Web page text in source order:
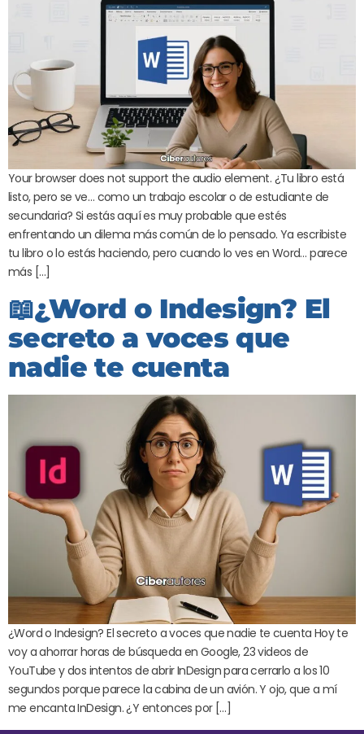
Your browser does not support the audio element. ¿Tu libro está
listo, pero se ve… como un trabajo escolar o de estudiante de
secundaria? Si estás aquí es muy probable que estés
enfrentando un dilema más común de lo pensado. Ya escribiste
tu libro o lo estás haciendo, pero cuando lo ves en Word… parece
más […]
📖¿Word o Indesign? El
secreto a voces que
nadie te cuenta
¿Word o Indesign? El secreto a voces que nadie te cuenta Hoy te
voy a ahorrar horas de búsqueda en Google, 23 videos de
YouTube y dos intentos de abrir InDesign para cerrarlo a los 10
segundos porque parece la cabina de un avión. Y ojo, que a mí
me encanta InDesign. ¿Y entonces por […]